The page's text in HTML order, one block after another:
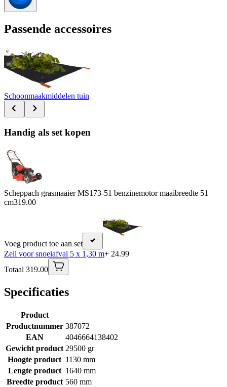
Passende accessoires
Schoonmaakmiddelen tuin
Handig als set kopen
Scheppach grasmaaier MS173-51 benzinemotor maaibreedte 51
cm319.00
Voeg product toe aan set
Zeil voor snoeiafval 5 x 1,30 m+ 24.99
Totaal 319.00
Specificaties
Product
Productnummer 387072
EAN
4046664138402
Gewicht product 29500 gr
Hoogte product 1130 mm
Lengte product 1640 mm
Breedte product 560 mm